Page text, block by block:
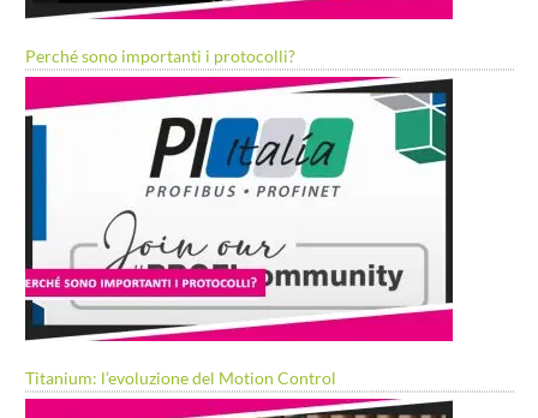
Perché sono importanti i protocolli?
Titanium: l’evoluzione del Motion Control